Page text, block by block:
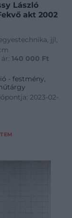
László
akt 2002
jjl,
140 000 Ft
- festmény,
2023-02-